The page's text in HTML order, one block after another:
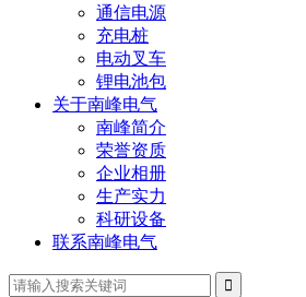
通信电源
充电桩
电动叉车
锂电池包
关于南峰电气
南峰简介
荣誉资质
企业相册
生产实力
科研设备
联系南峰电气